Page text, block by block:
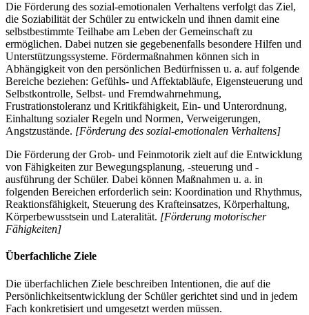
Die Förderung des sozial-emotionalen Verhaltens verfolgt das Ziel,
die Soziabilität der Schüler zu entwickeln und ihnen damit eine
selbstbestimmte Teilhabe am Leben der Gemeinschaft zu
ermöglichen. Dabei nutzen sie gegebenenfalls besondere Hilfen und
Unterstützungssysteme. Fördermaßnahmen können sich in
Abhängigkeit von den persönlichen Bedürfnissen u. a. auf folgende
Bereiche beziehen: Gefühls- und Affektabläufe, Eigensteuerung und
Selbstkontrolle, Selbst- und Fremdwahrnehmung,
Frustrationstoleranz und Kritikfähigkeit, Ein- und Unterordnung,
Einhaltung sozialer Regeln und Normen, Verweigerungen,
Angstzustände. [Förderung des sozial-emotionalen Verhaltens]
Die Förderung der Grob- und Feinmotorik zielt auf die Entwicklung
von Fähigkeiten zur Bewegungsplanung, -steuerung und -
ausführung der Schüler. Dabei können Maßnahmen u. a. in
folgenden Bereichen erforderlich sein: Koordination und Rhythmus,
Reaktionsfähigkeit, Steuerung des Krafteinsatzes, Körperhaltung,
Körperbewusstsein und Lateralität. [Förderung motorischer
Fähigkeiten]
Überfachliche Ziele
Die überfachlichen Ziele beschreiben Intentionen, die auf die
Persönlichkeitsentwicklung der Schüler gerichtet sind und in jedem
Fach konkretisiert und umgesetzt werden müssen.